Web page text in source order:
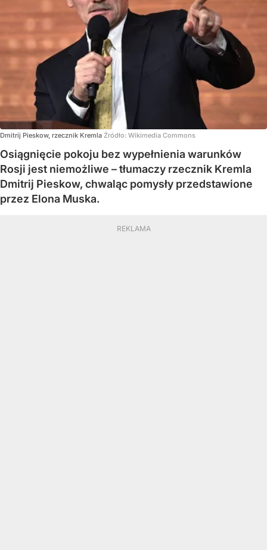
Dmitrij Pieskow, rzecznik Kremla Źródło: Wikimedia Commons
Osiągnięcie pokoju bez wypełnienia warunków
Rosji jest niemożliwe – tłumaczy rzecznik Kremla
Dmitrij Pieskow, chwaląc pomysły przedstawione
przez Elona Muska.